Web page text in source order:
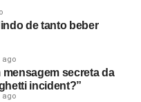
de tanto beber
ago
mensagem secreta da
incident?”
ago